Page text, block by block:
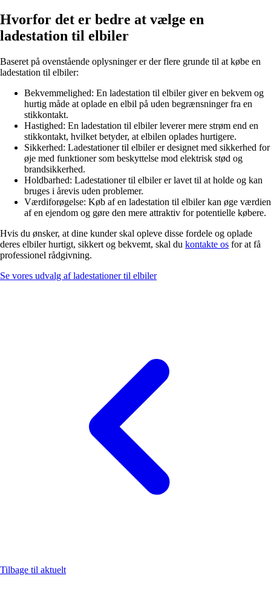
Hvorfor det er bedre at vælge en
ladestation til elbiler
Baseret på ovenstående oplysninger er der flere grunde til at købe en
ladestation til elbiler:
Bekvemmelighed: En ladestation til elbiler giver en bekvem og
hurtig måde at oplade en elbil på uden begrænsninger fra en
stikkontakt.
Hastighed: En ladestation til elbiler leverer mere strøm end en
stikkontakt, hvilket betyder, at elbilen oplades hurtigere.
Sikkerhed: Ladestationer til elbiler er designet med sikkerhed for
øje med funktioner som beskyttelse mod elektrisk stød og
brandsikkerhed.
Holdbarhed: Ladestationer til elbiler er lavet til at holde og kan
bruges i årevis uden problemer.
Værdiforøgelse: Køb af en ladestation til elbiler kan øge værdien
af en ejendom og gøre den mere attraktiv for potentielle købere.
Hvis du ønsker, at dine kunder skal opleve disse fordele og oplade
deres elbiler hurtigt, sikkert og bekvemt, skal du kontakte os for at få
professionel rådgivning.
Se vores udvalg af ladestationer til elbiler
Tilbage til aktuelt